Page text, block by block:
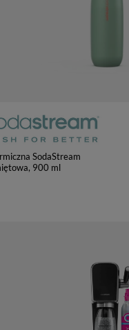
SodaStream
900 ml